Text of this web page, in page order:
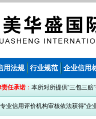
用法规 行业规范 企业信用
责任承诺 ： 本所对所提供“三包三
信用评价机构审核依法获得“企